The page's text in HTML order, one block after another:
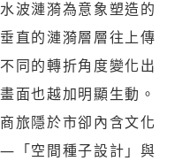
波漣漪為意象塑造的
直的漣漪層層往上傳
同的轉折角度變化出
面也越加明顯生動。
旅隱於市卻內含文化
「空間種子設計」與